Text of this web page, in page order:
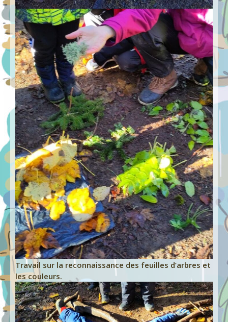
Travail sur la reconnaissance des feuilles d’arbres et
les couleurs.